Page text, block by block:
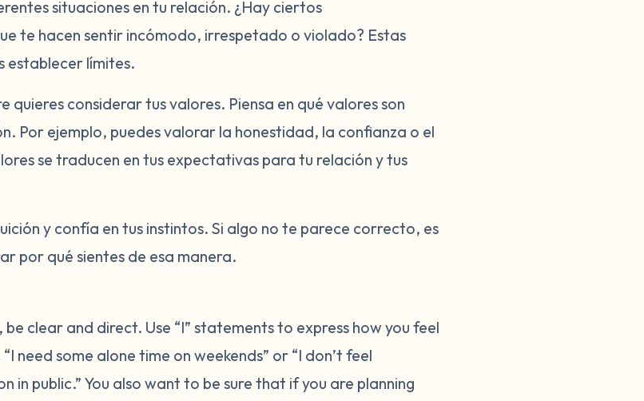
situaciones en tu relación. ¿Hay ciertos
te hacen sentir incómodo, irrespetado o violado? Estas
establecer límites.
quieres considerar tus valores. Piensa en qué valores son
Por ejemplo, puedes valorar la honestidad, la confianza o el
se traducen en tus expectativas para tu relación y tus
y confía en tus instintos. Si algo no te parece correcto, es
por qué sientes de esa manera.
clear and direct. Use “I” statements to express how you feel
need some alone time on weekends” or “I don’t feel
public.” You also want to be sure that if you are planning